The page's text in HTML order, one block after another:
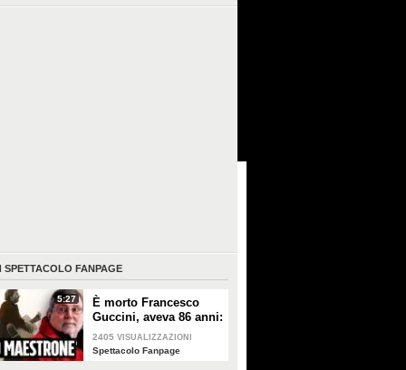
SPETTACOLO FANPAGE
5:27
È morto Francesco
Guccini, aveva 86 anni:
è stato uno dei
cantautori più
2405 VISUALIZZAZIONI
Spettacolo Fanpage